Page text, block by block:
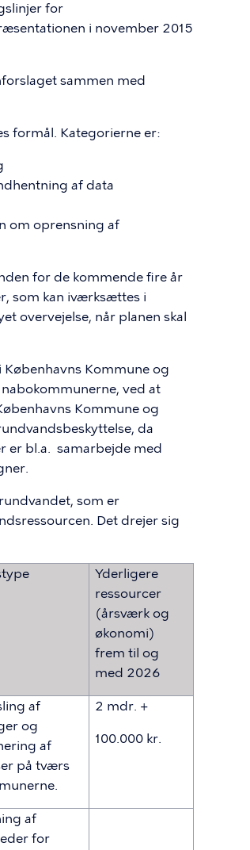
for
i november 2015
sammen med
formål. Kategorierne er:
af data
om oprensning af
for de kommende fire år
som kan iværksættes i
overvejelse, når planen skal
Kommune og
ved at
Kommune og
da
er bl.a. samarbejde med
som er
Det drejer sig
Yderligere
ressourcer
(årsværk og
økonomi)
frem til og
med 2026
af
og
af
på tværs
2 mdr. +
100.000 kr.
af
for